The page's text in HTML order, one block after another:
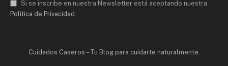
Si se inscribe en nuestra Newsletter está aceptando nuestra
Política de Privacidad .
Cuidados Caseros – Tu Blog para cuidarte naturalmente.